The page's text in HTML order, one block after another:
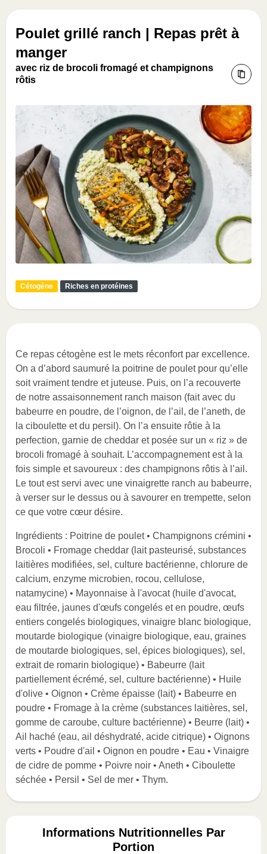
Poulet grillé ranch | Repas prêt à
manger
avec riz de brocoli fromagé et champignons
rôtis
Cétogène Riches en protéines
Ce repas cétogène est le mets réconfort par excellence.
On a d’abord saumuré la poitrine de poulet pour qu’elle
soit vraiment tendre et juteuse. Puis, on l’a recouverte
de notre assaisonnement ranch maison (fait avec du
babeurre en poudre, de l’oignon, de l’ail, de l’aneth, de
la ciboulette et du persil). On l’a ensuite rôtie à la
perfection, garnie de cheddar et posée sur un « riz » de
brocoli fromagé à souhait. L’accompagnement est à la
fois simple et savoureux : des champignons rôtis à l’ail.
Le tout est servi avec une vinaigrette ranch au babeurre,
à verser sur le dessus ou à savourer en trempette, selon
ce que votre cœur désire.
Ingrédients : Poitrine de poulet • Champignons crémini •
Brocoli • Fromage cheddar (lait pasteurisé, substances
laitières modifiées, sel, culture bactérienne, chlorure de
calcium, enzyme microbien, rocou, cellulose,
natamycine) • Mayonnaise à l'avocat (huile d'avocat,
eau filtrée, jaunes d'œufs congelés et en poudre, œufs
entiers congelés biologiques, vinaigre blanc biologique,
moutarde biologique (vinaigre biologique, eau, graines
de moutarde biologiques, sel, épices biologiques), sel,
extrait de romarin biologique) • Babeurre (lait
partiellement écrémé, sel, culture bactérienne) • Huile
d'olive • Oignon • Crème épaisse (lait) • Babeurre en
poudre • Fromage à la crème (substances laitières, sel,
gomme de caroube, culture bactérienne) • Beurre (lait) •
Ail haché (eau, ail déshydraté, acide citrique) • Oignons
verts • Poudre d'ail • Oignon en poudre • Eau • Vinaigre
de cidre de pomme • Poivre noir • Aneth • Ciboulette
séchée • Persil • Sel de mer • Thym.
Informations Nutritionnelles Par
Portion